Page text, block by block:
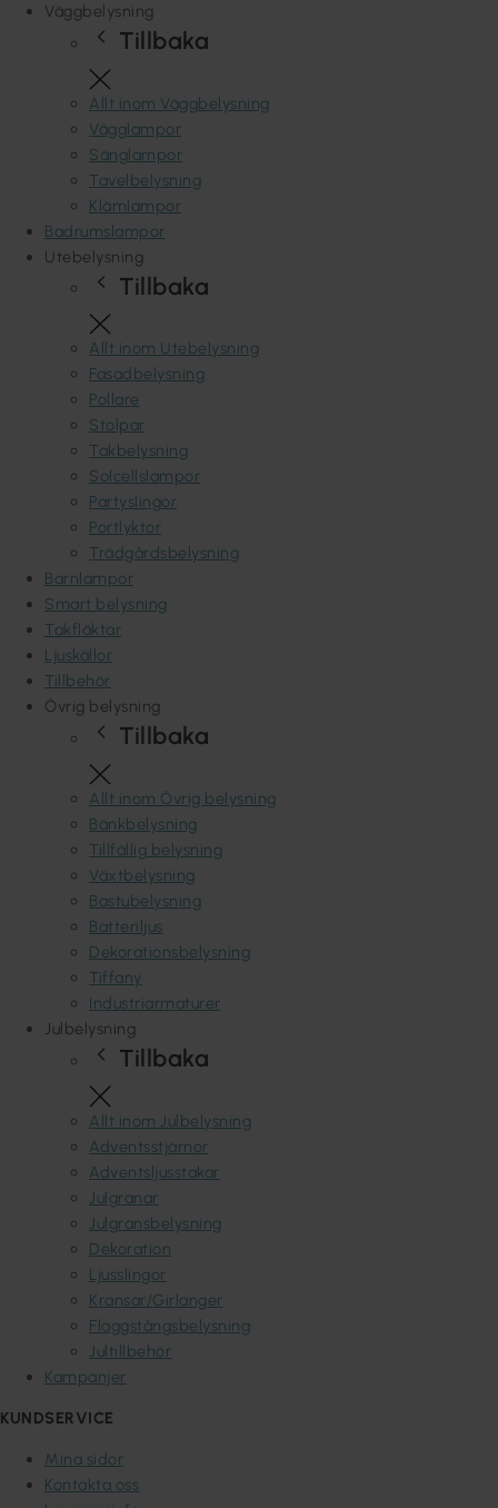
Väggbelysning
Tillbaka
Allt inom Väggbelysning
Vägglampor
Sänglampor
Tavelbelysning
Klämlampor
Badrumslampor
Utebelysning
Tillbaka
Allt inom Utebelysning
Fasadbelysning
Pollare
Stolpar
Takbelysning
Solcellslampor
Partyslingor
Portlyktor
Trädgårdsbelysning
Barnlampor
Smart belysning
Takfläktar
Ljuskällor
Tillbehör
Övrig belysning
Tillbaka
Allt inom Övrig belysning
Bänkbelysning
Tillfällig belysning
Växtbelysning
Bastubelysning
Batteriljus
Dekorationsbelysning
Tiffany
Industriarmaturer
Julbelysning
Tillbaka
Allt inom Julbelysning
Adventsstjärnor
Adventsljusstakar
Julgranar
Julgransbelysning
Dekoration
Ljusslingor
Kransar/Girlanger
Flaggstångsbelysning
Jultillbehör
Kampanjer
KUNDSERVICE
Mina sidor
Kontakta oss